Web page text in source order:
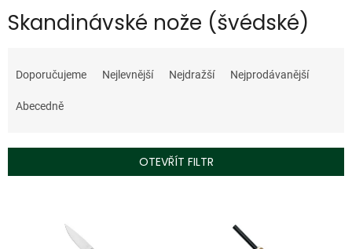
Skandinávské nože (švédské)
a
e
í
r
Doporučujeme Nejlevnější Nejdražší Nejprodávanější
Abecedně
OTEVŘÍT FILTR